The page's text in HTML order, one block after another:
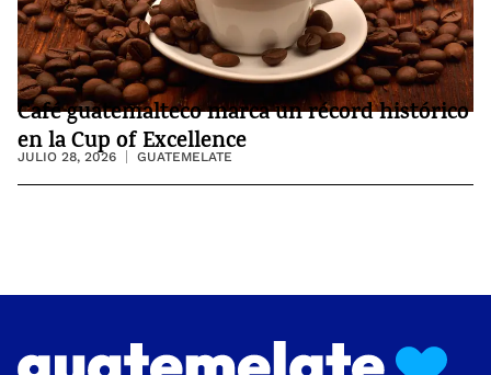
Café guatemalteco marca un récord histórico
en la Cup of Excellence
JULIO 28, 2026 GUATEMELATE